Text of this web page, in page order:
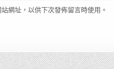
網址，以供下次發佈留言時使用。